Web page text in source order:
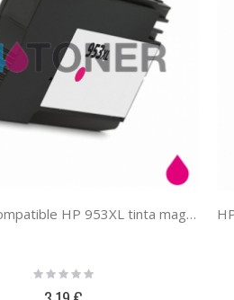
Cartucho compatible HP 953XL tinta magenta
Rating: